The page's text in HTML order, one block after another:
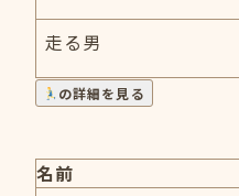
走る男
の詳細を見る
名前